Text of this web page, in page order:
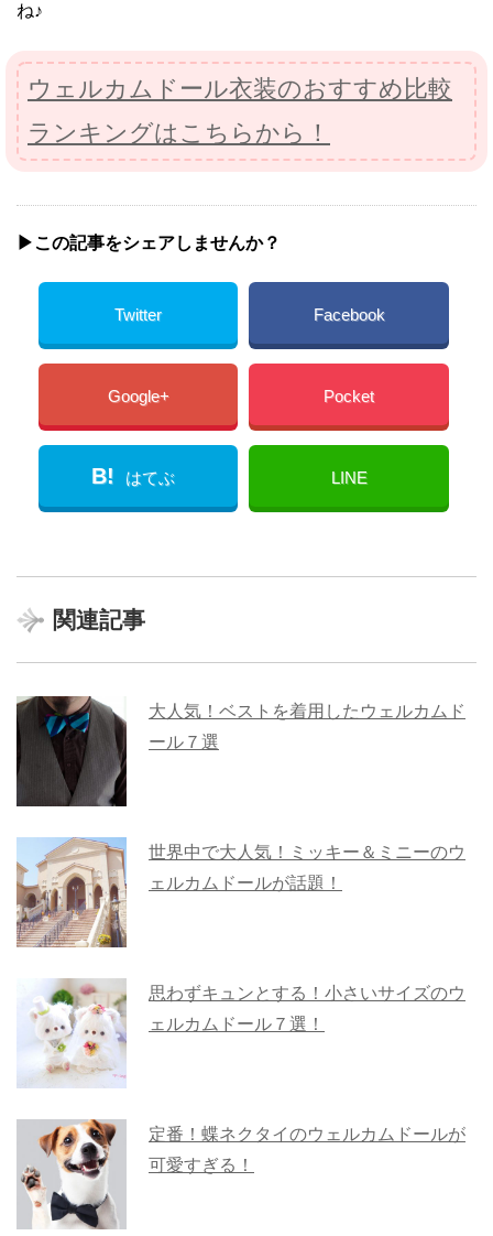
ね♪
ウェルカムドール衣装のおすすめ比較
ランキングはこちらから！
▶︎この記事をシェアしませんか？
Twitter Facebook
Google+ Pocket
B! はてぶ LINE
関連記事
大人気！ベストを着用したウェルカムド
ール７選
世界中で大人気！ミッキー＆ミニーのウ
ェルカムドールが話題！
思わずキュンとする！小さいサイズのウ
ェルカムドール７選！
定番！蝶ネクタイのウェルカムドールが
可愛すぎる！